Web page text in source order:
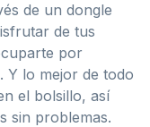
de un dongle
de tus
por
Y lo mejor de todo
el bolsillo, así
sin problemas.